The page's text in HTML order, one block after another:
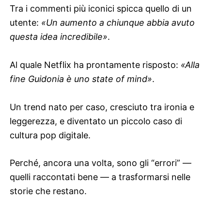
Tra i commenti più iconici spicca quello di un
utente: «Un aumento a chiunque abbia avuto
questa idea incredibile».
Al quale Netflix ha prontamente risposto: «Alla
fine Guidonia è uno state of mind».
Un trend nato per caso, cresciuto tra ironia e
leggerezza, e diventato un piccolo caso di
cultura pop digitale.
Perché, ancora una volta, sono gli “errori” —
quelli raccontati bene — a trasformarsi nelle
storie che restano.